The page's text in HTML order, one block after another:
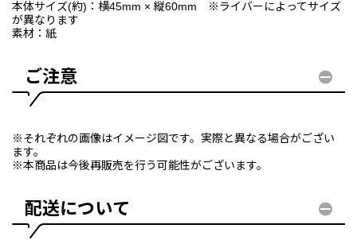
本体サイズ(約)：横45mm × 縦60mm ※ライバーによってサイズ
が異なります
素材：紙
ご注意
※それぞれの画像はイメージ図です。実際と異なる場合がござい
ます。
※本商品は今後再販売を行う可能性がございます。
配送について